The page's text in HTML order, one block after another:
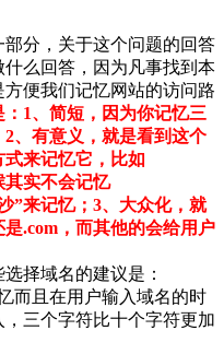
分，关于这个问题的回答
么回答，因为凡事找到本
便我们记忆网站的访问路
1、简短，因为你记忆三
、有意义，就是看到这个
来记忆它，比如
其实不会记忆
”来记忆；3、大众化，就
.com，而其他的会给用户
择域名的建议是：
而且在用户输入域名的时
三个字符比十个字符更加